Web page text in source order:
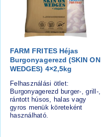
FARM FRITES Héjas
Burgonyagerezd (SKIN ON
WEDGES) 4×2,5kg
Felhasználási ötlet:
Burgonyagerezd burger-, grill-,
rántott húsos, halas vagy
gyros menük köreteként
használható.